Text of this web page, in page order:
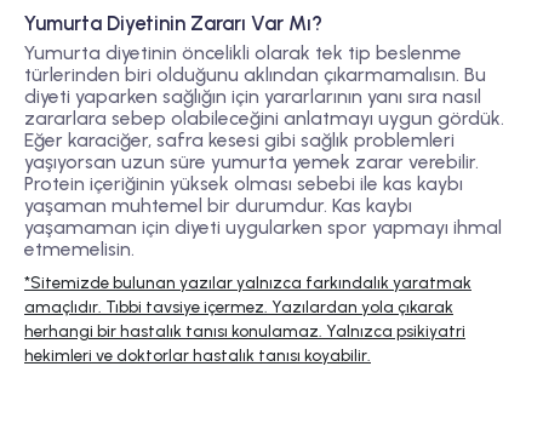
Yumurta Diyetinin Zararı Var Mı?
Yumurta diyetinin öncelikli olarak tek tip beslenme
türlerinden biri olduğunu aklından çıkarmamalısın. Bu
diyeti yaparken sağlığın için yararlarının yanı sıra nasıl
zararlara sebep olabileceğini anlatmayı uygun gördük.
Eğer karaciğer, safra kesesi gibi sağlık problemleri
yaşıyorsan uzun süre yumurta yemek zarar verebilir.
Protein içeriğinin yüksek olması sebebi ile kas kaybı
yaşaman muhtemel bir durumdur. Kas kaybı
yaşamaman için diyeti uygularken spor yapmayı ihmal
etmemelisin.
*Sitemizde bulunan yazılar yalnızca farkındalık yaratmak
amaçlıdır. Tıbbi tavsiye içermez. Yazılardan yola çıkarak
herhangi bir hastalık tanısı konulamaz. Yalnızca psikiyatri
hekimleri ve doktorlar hastalık tanısı koyabilir.